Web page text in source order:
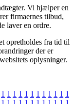
Vi hjælper en
firmaernes tilbud,
laver en ordre.
opretholdes fra tid til
der er
oplysninger.
1 1 1 1 1 1 1 1 1 1 1 1